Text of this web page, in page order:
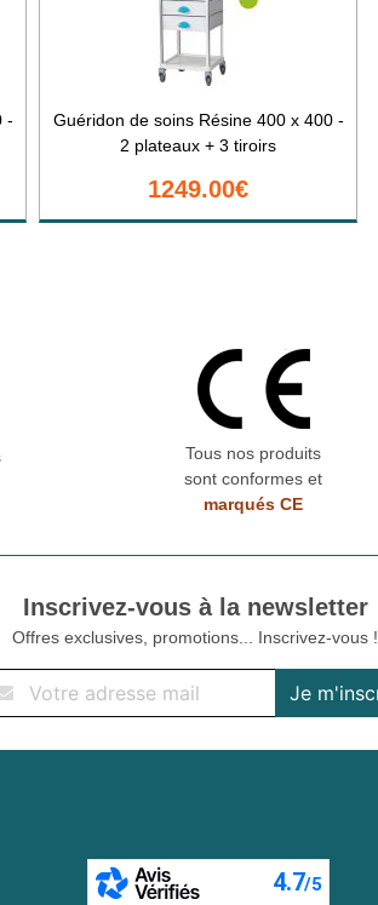
-
Guéridon de soins Résine 400 x 400 -
2 plateaux + 3 tiroirs
1249.00€
Tous nos produits
sont conformes et
marqués CE
Inscrivez-vous à la newsletter
Offres exclusives, promotions... Inscrivez-vous !